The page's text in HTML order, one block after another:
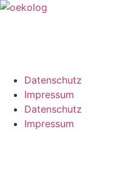
Datenschutz
Impressum
Datenschutz
Impressum